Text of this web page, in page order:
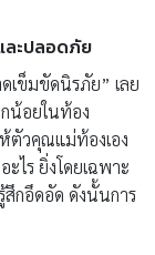
ะปลอดภัย
เข็มขัดนิรภัย” เลย
น้อยในท้อง
ตัวคุณแม่ท้องเอง
ไร ยิ่งโดยเฉพาะ
กอึดอัด ดังนั้นการ